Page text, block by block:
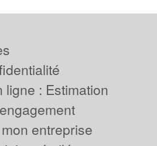
: Estimation
entreprise